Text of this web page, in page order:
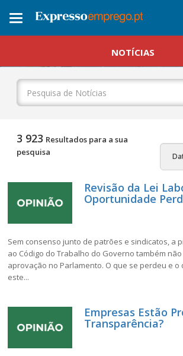
Toggle
NOTÍCIAS
3 923 Resultados para a sua
pesquisa
Revisão da Lei
Oportunidade
Sem consenso junto de patrões e sindicatos, a
ao Código do Trabalho do Governo também
aprovação no Parlamento. O que se perdeu e o
este...
Empresas Estão
Transparência?